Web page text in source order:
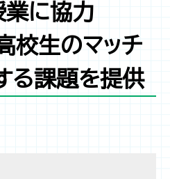
業に協力
生のマッチ
る課題を提供